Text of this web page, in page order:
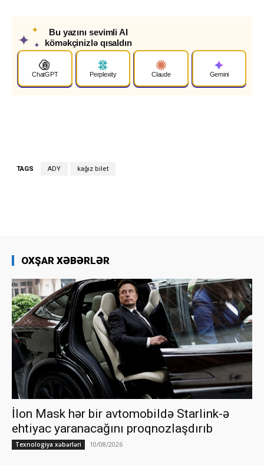
✦
✦
✦
Bu yazını sevimli AI
köməkçinizlə qısaldın
ChatGPT Perplexity Claude Gemini
TAGS ADY kağız bilet
OXŞAR XƏBƏRLƏR
İlon Mask hər bir avtomobildə Starlink-ə
ehtiyac yaranacağını proqnozlaşdırıb
Texnologiya xəbərləri 10/08/2026